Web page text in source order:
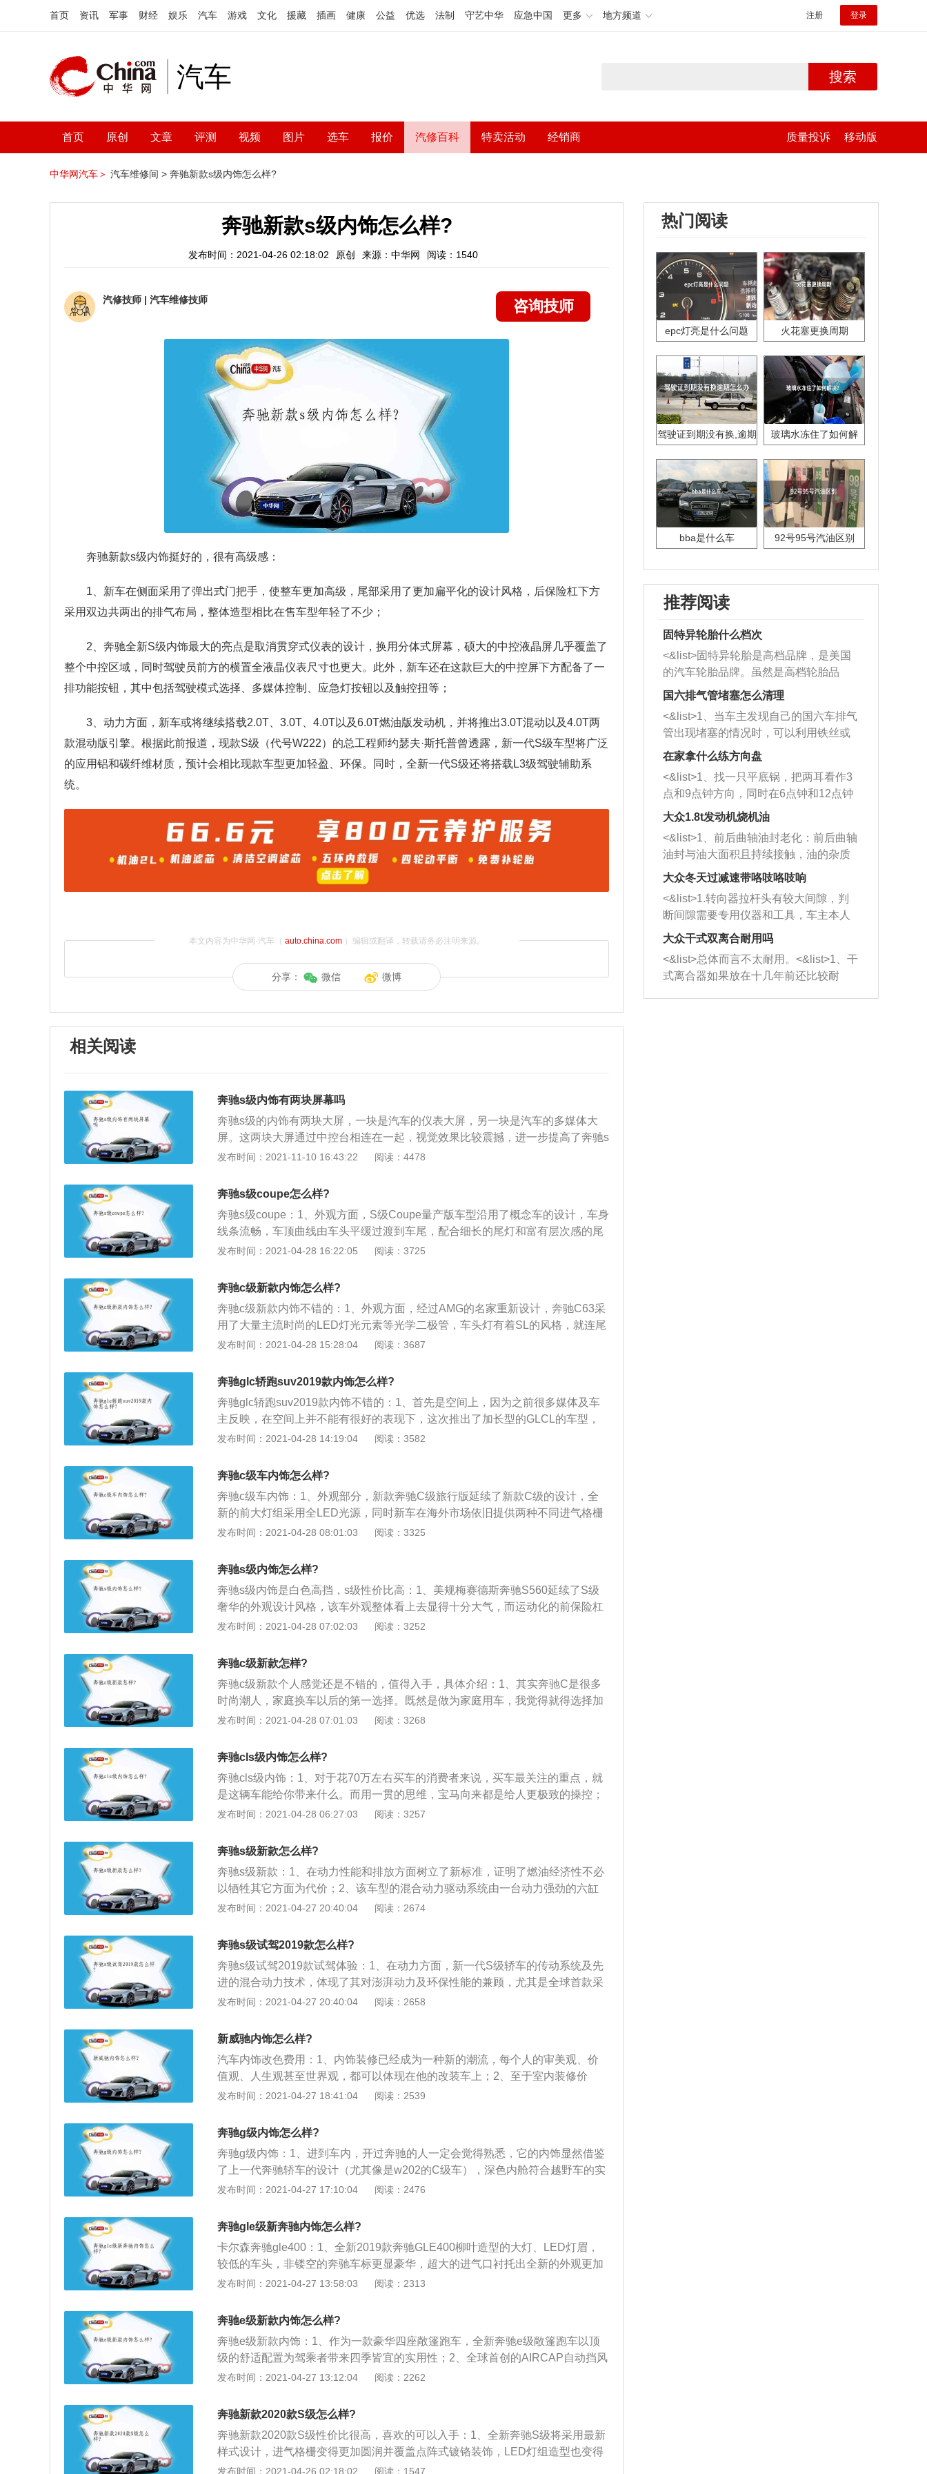
首页 资讯 军事 财经 娱乐 汽车 游戏 文化 援藏 插画 健康 公益 优选 法制 守艺中华 应急中国 更多 地方频道 注册 登录
汽车 搜索
首页 原创 文章 评测 视频 图片 选车 报价 汽修百科 特卖活动 经销商 质量投诉 移动版
中华网汽车＞ 汽车维修间 > 奔驰新款s级内饰怎么样?
奔驰新款s级内饰怎么样?
发布时间：2021-04-26 02:18:02 原创 来源：中华网 阅读：1540
汽修技师 | 汽车维修技师 咨询技师
奔驰新款s级内饰挺好的，很有高级感：
1、新车在侧面采用了弹出式门把手，使整车更加高级，尾部采用了更加扁平化的设计风格，后保险杠下方
采用双边共两出的排气布局，整体造型相比在售车型年轻了不少；
2、奔驰全新S级内饰最大的亮点是取消贯穿式仪表的设计，换用分体式屏幕，硕大的中控液晶屏几乎覆盖了
整个中控区域，同时驾驶员前方的横置全液晶仪表尺寸也更大。此外，新车还在这款巨大的中控屏下方配备了一
排功能按钮，其中包括驾驶模式选择、多媒体控制、应急灯按钮以及触控扭等；
3、动力方面，新车或将继续搭载2.0T、3.0T、4.0T以及6.0T燃油版发动机，并将推出3.0T混动以及4.0T两
款混动版引擎。根据此前报道，现款S级（代号W222）的总工程师约瑟夫·斯托普曾透露，新一代S级车型将广泛
的应用铝和碳纤维材质，预计会相比现款车型更加轻盈、环保。同时，全新一代S级还将搭载L3级驾驶辅助系
统。
本文内容为中华网·汽车（ auto.china.com）编辑或翻译，转载请务必注明来源。
分享： 微信 微博
相关阅读
奔驰s级内饰有两块屏幕吗
奔驰s级的内饰有两块大屏，一块是汽车的仪表大屏，另一块是汽车的多媒体大
屏。这两块大屏通过中控台相连在一起，视觉效果比较震撼，进一步提高了奔驰s
级内部的豪华感。截止到2019年10月，奔驰旗下的汽车包括s级、e级、a级、g
来突出奔驰的豪华感。奔驰这两块大屏显示的信息比较多，除了常规的发动机转
速、汽车时速、油耗、各种车辆状态外，还有导航、地图、夜视、多媒体、语音
控制、空调控制、多媒体控制等功能，除了提高视觉效果外，还增加了其显示功
能，极大的方便了人们的用车生活。关于奔驰s级：奔驰s级是奔驰生产的一款大
型豪华轿车，售价区间为84.28万元-169.28万元。在动力方面，奔驰s级有2.0升
方面，奔驰s级全系采用了9挡手自一体变速箱。
发布时间：2021-11-10 16:43:22 阅读：4478
奔驰s级coupe怎么样?
奔驰s级coupe：1、外观方面，S级Coupe量产版车型沿用了概念车的设计，车身
线条流畅，车顶曲线由车头平缓过渡到车尾，配合细长的尾灯和富有层次感的尾
部设计，使得新车具备了优雅而不失动感的视觉效果。车身尺寸方面，S级Coup
oupe量产版车型内饰整体延续了新S级的设计，但在细节方面也有所变化。新车
采用了其概念车上的三辐运动方向盘。配置方面，S级Coupe配备增强型车距保
持系统、增强型制动辅助系统、动态车道保持系统、增强型自适应远光辅助系
统、增强型夜视系统、碰撞预防辅助系统等多项电子系统；3、动力方面，入门
级的S500Coupe将搭载4.7LV8双涡轮增压发动机，其最大功率为455马力，最大
发布时间：2021-04-28 16:22:05 阅读：3725
奔驰c级新款内饰怎么样?
奔驰c级新款内饰不错的：1、外观方面，经过AMG的名家重新设计，奔驰C63采
用了大量主流时尚的LED灯光元素等光学二极管，车头灯有着SL的风格，就连尾
灯设计也采用LED设计。此外，重新设计的18吋强有力的支撑着轮胎，刹车配件
观上的改进设计，动力上的悉心投入一向是AMG改装的重中之重。此次，AMG为
其搭载一款有着6.2L排量的V8发动机代替原厂的5.5L排量的涡轮增压发动机，输
出马力在451匹上下，峰值扭矩达到603牛顿-米，未来还会在2012年为其推出动
力可开发型套装组合，预计输出马力会提升至481匹，在此基础上最高时速会从
原来的250km\/小时提升至280km\/小时，这些升级套装还包括内饰部分的升级组
AMG调校的2012新款梅赛德斯-奔驰C63来说，最大的变化是在变速器方面，C6
3的动力将会经过一台7速SpeedshiftMCT变速器，全新的AMGSpeedshiftMCT7
速运动变速器融合了手动变速箱运动、直接、敏捷的反馈，以及自动变速箱便利
接，而且不会产生动力损失。预计应该有着百公里5秒内加速时间的骄人成绩。
发布时间：2021-04-28 15:28:04 阅读：3687
奔驰glc轿跑suv2019款内饰怎么样?
奔驰glc轿跑suv2019款内饰不错的：1、首先是空间上，因为之前很多媒体及车
主反映，在空间上并不能有很好的表现下，这次推出了加长型的GLCL的车型，
整体轴距加长了100mm。而奥迪的Q5L也就只加长了88mm，并且在实际感受中
款的车型，X3不加长秉承着原汁原味的德系驾驶质感，Q5L则是通过加长和增加
内饰的科技感，更像大哥Q7靠拢。而奔驰GLC这次的升级，除了加长轴距，更是
在配置上秉承着一如既往的丰富。比如说感应式电尾门，无钥匙进入，内外后视
镜自动防炫目这些可都是同价位下另外那两款车望尘莫及的配置啊；3、而外观
上，虽然Q5L和奔驰的GLCL都采用的是加长处理，而相比更原汁原味的X3来
后门而导致视觉上和实用性上都大打折扣。
发布时间：2021-04-28 14:19:04 阅读：3582
奔驰c级车内饰怎么样?
奔驰c级车内饰：1、外观部分，新款奔驰C级旅行版延续了新款C级的设计，全
新的前大灯组采用全LED光源，同时新车在海外市场依旧提供两种不同进气格栅
设计，预计进口国内市场后，新车将仅提供大尺寸LOGO的格栅设计；2、车尾部
A异曲同工的LED光带设计，极具辨识度。此外，新车还将采用隐藏式排气设
计，并增加后保险杠镀铬装饰件进行点缀；3、新款C级提供多种内饰风格可选，
包括真皮内饰搭配碳纤维装饰板以及双色座椅等，而配置上还有双USB接口、S
D读卡器、蓝牙功能、3D导航、柏林之声音响系统等。多媒体配置上，新车采用
了12.3英寸全液晶仪表盘，同时中控液晶显示也将升级至最大10.25英寸；4、此
屏幕则内置全新的COMAND系统，通过“全触摸”方式操作，系统可支持CarPla
y、CarLife等时下流行的先进功能。
发布时间：2021-04-28 08:01:03 阅读：3325
奔驰s级内饰怎么样?
奔驰s级内饰是白色高挡，s级性价比高：1、美规梅赛德斯奔驰S560延续了S级
奢华的外观设计风格，该车外观整体看上去显得十分大气，而运动化的前保险杠
和轮圈设计，又使其并不显得那么沉稳和守旧；2、S560的三横幅式前进气格栅
分的显现出奔驰S560的精致感。前保险杠采用三段式设计，两侧进气口的双横辐
设计使其更显霸气；3、同时，四颗前置雷达也巧妙地隐藏在保险杠进气口格栅
内奔驰的前大灯造型也采用最新的家族化设计，配备了MULTIBEAMLED矩阵式
系统的前大灯，可结合路面和天气状况，并单独控制LED光源，以达到更为合理
有效的照明效果。
发布时间：2021-04-28 07:02:03 阅读：3252
奔驰c级新款怎样?
奔驰c级新款个人感觉还是不错的，值得入手，具体介绍：1、其实奔驰C是很多
时尚潮人，家庭换车以后的第一选择。既然是做为家庭用车，我觉得就得选择加
长版本了，要不然这后排座椅坐着确实有点憋屈；2、除非您家人都身材相对不
然而说道奔驰C级，其实这代自打换代以来，就被冠以小S的称号，所以我更是首
推非运动版的车型，这样的立标设计，就更趋近于S级了。
发布时间：2021-04-28 07:01:03 阅读：3268
奔驰cls级内饰怎么样?
奔驰cls级内饰：1、对于花70万左右买车的消费者来说，买车最关注的重点，就
是这辆车能给你带来什么。而用一贯的思维，宝马向来都是给人更极致的操控；
奥迪么，灯厂一定是在各种灯上做的越来越科幻；而奔驰呢，这几年的变化就是
但是如果您要是在奔驰CLS这个车型上犹豫，同时又在A7与6系之间徘徊的话，
可能我更建议买CLS；3、首先啊，就说这外观啊，个人认为外观上CLS要比A7
和6系要好看，线条更加紧跟时尚。其实这里主要是因为6系有一阵没换代了，现
在能买到的款还是2016款呢，所以在整体设计感上可能要相对应的过时了点；
4、而奥迪A7，虽然外形上科幻的灯光以及优雅的线条，并不逊色于CLS，可就
车，装上了4个圈以后，也就变成了不伦不类的代表了；5、内饰方面，CLS就要
更优于竞争对手了，最新换代以后双液晶屏的仪表盘+中央大屏的设计，绝对是
时尚达人们相继追捧的配置。至于个别优于别的厂商的配置，在我看来，这都是
车圈女神的话。我绝对是首推奔驰CLS。因为只有他能符合高贵、优雅及女神这
发布时间：2021-04-28 06:27:03 阅读：3257
奔驰s级新款怎么样?
奔驰s级新款：1、在动力性能和排放方面树立了新标准，证明了燃油经济性不必
以牺牲其它方面为代价；2、该车型的混合动力驱动系统由一台动力强劲的六缸
汽油发动机和一台高扭矩的电动机组成，以经济方式运转，能够最大限度地降低
止功能以及低滚动阻力轮胎后，这款S级轿车的综合油耗仅为8.0升\/100公里，综
合二氧化碳排放量只有188克\/公里，堪称全球最高效的豪华轿车；4、这款车不
仅具有传统的高水准驾乘舒适性、大行李箱容积、豪华的车内氛围，同时还提高
了灵活性。
发布时间：2021-04-27 20:40:04 阅读：2674
奔驰s级试驾2019款怎么样?
奔驰s级试驾2019款试驾体验：1、在动力方面，新一代S级轿车的传动系统及先
进的混合动力技术，体现了其对澎湃动力及环保性能的兼顾，尤其是全球首款采
用锂离子电池混合动力驱动技术的豪华量产轿车——S400HYBRID，它以百公里
华轿车中赢得“节油冠军”及“低排放冠军”的双重冠军美名；2、新一代S级轿车再一
次在安全配置上有所突破，全方位呈现了奔驰作为驾驶者理想“智能”座驾所搭载
的各种先进安全技术；3、自适应性远光辅助功能，配合以智能照明系统，可针
对路况自动设置最适宜的灯光；增强型夜视辅助系统则可以全新功能助驾驶者更
清晰地了解路况；注意力警示系统则能够通过监控70多种参数，在必要之时向驾
AFE，则集智能主动安全与被动安全技术于一体，能够有效识别潜在事故，并迅
速采取主动保护措施；4、新一代S级轿车同样注重车辆的操控体验——全新直接
转向系统及扭矩矢量分配制动系统，在极速过弯时赋予车辆更高的灵活性及更轻
系统的同时，身旁乘客亦可欣赏到精彩娱乐信息，切身体验由奔驰首创并率先应
统，亦都令驾乘更加便捷和愉悦。
发布时间：2021-04-27 20:40:04 阅读：2658
新威驰内饰怎么样?
汽车内饰改色费用：1、内饰装修已经成为一种新的潮流，每个人的审美观、价
值观、人生观甚至世界观，都可以体现在他的改装车上；2、至于室内装修价
格，由于每个车主的需求不同，价格自然不一样，普通改色的4000元就可以了，
品，涉及到汽车内部的方方面面；4、比如汽车方向盘套、汽车坐垫，汽车脚
垫、汽车香水、汽车挂件、内部摆件、收纳箱等等都是汽车内饰产品。
发布时间：2021-04-27 18:41:04 阅读：2539
奔驰g级内饰怎么样?
奔驰g级内饰：1、进到车内，开过奔驰的人一定会觉得熟悉，它的内饰显然借鉴
了上一代奔驰轿车的设计（尤其像是w202的C级车），深色内舱符合越野车的实
用原则；2、作为内饰核心的仪表台整体上也保持了规矩大方的造型风格，与简
g级车向来豪华的轿车兄弟靠近了一大步；3、同时将轿车上几乎所有的车内功能
装备武装上身，最新的command娱乐系统也搬到了桃木镶嵌的中控台上。可惜中
控台依然延续了新一代奔驰车的普遍毛病：各种按钮和控制器繁杂凌乱，竟然不
如93年版的g级车来得简洁明了。
发布时间：2021-04-27 17:10:04 阅读：2476
奔驰gle级新奔驰内饰怎么样?
卡尔森奔驰gle400：1、全新2019款奔驰GLE400柳叶造型的大灯、LED灯眉，
较低的车头，非镂空的奔驰车标更显豪华，超大的进气口衬托出全新的外观更加
洒脱；2、闪闪发光的镀铬装饰突出了身体的造型，从正面的防滑板到大型侧窗
驰GLE400全数内饰气氛更显豪华质感，相对于简约的功能按键设计，也令利用
更加简。新车偏向盘会合了音响、电话及行车电脑的节制。
发布时间：2021-04-27 13:58:03 阅读：2313
奔驰e级新款内饰怎么样?
奔驰e级新款内饰：1、作为一款豪华四座敞篷跑车，全新奔驰e级敞篷跑车以顶
级的舒适配置为驾乘者带来四季皆宜的实用性；2、全球首创的AIRCAP自动挡风
装置兼顾实用与审美需求，只需轻触按钮，车辆前挡风玻璃顶端和两个后座之间
间，极大提升了车辆在长途旅行时的乘坐舒适性；3、全新奔驰e级改进型AIRSC
ARF头颈暖风系统新增了可实现36度方向调节的出风口，驾驶员和前排乘客无论
身材高矮，都可享受车辆对驾乘者头部和颈部的温暖呵护。
发布时间：2021-04-27 13:12:04 阅读：2262
奔驰新款2020款S级怎么样?
奔驰新款2020款S级性价比很高，喜欢的可以入手：1、全新奔驰S级将采用最新
样式设计，进气格栅变得更加圆润并覆盖点阵式镀铬装饰，LED灯组造型也变得
更加狭长，与奔驰CLS十分相似，并且灯组所在车头位置也变得更加低矮，营造
发布时间：2021-04-26 02:18:02 阅读：1547
热门阅读
epc灯亮是什么问题 火花塞更换周期
驾驶证到期没有换,逾期
玻璃水冻住了如何解
bba是什么车 92号95号汽油区别
推荐阅读
固特异轮胎什么档次
<&list>固特异轮胎是高档品牌，是美国
的汽车轮胎品牌。虽然是高档轮胎品
牌，但是中高低端的轮胎都有生产，这
也是为了更好的开拓市场。
国六排气管堵塞怎么清理
<&list>1、当车主发现自己的国六车排气
管出现堵塞的情况时，可以利用铁丝或
者是细棍，直接将杂物给取出来，如果
堵塞情况比较严重，也可以采取应急措
施。 <&list>2、直接利用木棍将所有的
杂物推到排气管里面的位置处，然后将
三元催化器拆解开，就可以将堵塞的东
西取出来。但如果是因为积碳过多引起
的堵塞，就需要将三元催化器泡在草酸
洗剂对堵塞的情况得到解决，将清洗剂
放在燃油箱中，与燃油混合后，车辆启
动时，就可以和汽油一起进入到燃烧
室，最后形成废气排出，就可以让三元
催化器得到清洗，排气管堵塞的情况就
能够得到解决。
在家拿什么练方向盘
<&list>1、找一只平底锅，把两耳看作3
点和9点钟方向，同时在6点钟和12点钟
方向做一个标记。 <&list>2、双手握住
一圈半的练习，往右同样也要打相同的
圈数。 <&list>3、最后强调要反复练
习，这样就可以形成肌肉记忆，在真实
驾驶车辆时，不需要记忆也能打好方
向。
大众1.8t发动机烧机油
<&list>1、前后曲轴油封老化：前后曲轴
油封与油大面积且持续接触，油的杂质
和发动机内持续温度变化使其密封效果
逐渐减弱，导致渗油或漏油。<&list>2、
活塞间隙过大：积碳会使活塞环与缸体
的间隙扩大，导致机油流入燃烧室中，
造成烧机油。<&list>3、机油粘度。使用
机油粘度过小的话，同样会有烧机油现
象，机油粘度过小具有很好的流动性，
大众冬天过减速带咯吱咯吱响
<&list>1.转向器拉杆头有较大间隙，判
断间隙需要专用仪器和工具，车主本人
无法制作，需要将车辆送到修理厂或4s
店；<&list>2.车辆半轴套管防尘罩破
裂，破裂后会出现漏油现象，使半轴磨
损严重，磨损的半轴容易损坏，产生异
响；<&list>3.稳定器的转向胶套和球头
大众干式双离合耐用吗
<&list>总体而言不太耐用。<&list>1、干
式离合器如果放在十几年前还比较耐